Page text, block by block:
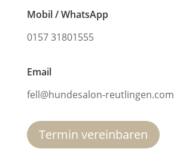
Mobil / WhatsApp
0157 31801555
Email
fell@hundesalon-reutlingen.com
Termin vereinbaren